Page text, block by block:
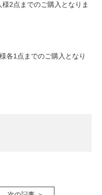
2点までのご購入となりま
各1点までのご購入となり